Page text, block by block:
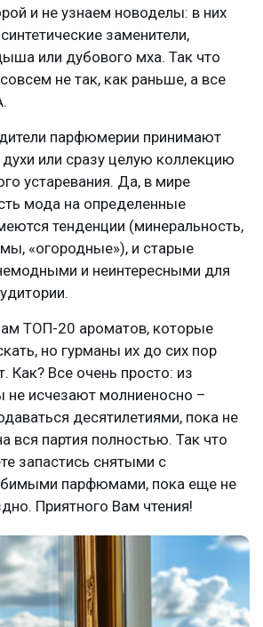
и не узнаем новоделы: в них
заменители,
или дубового мха. Так что
не так, как раньше, а все
парфюмерии принимают
или сразу целую коллекцию
устаревания. Да, в мире
мода на определенные
тенденции (минеральность,
«огородные»), и старые
и неинтересными для
ТОП-20 ароматов, которые
но гурманы их до сих пор
Как? Все очень просто: из
не исчезают молниеносно –
десятилетиями, пока не
вся партия полностью. Так что
запастись снятыми с
парфюмами, пока еще не
Приятного Вам чтения!